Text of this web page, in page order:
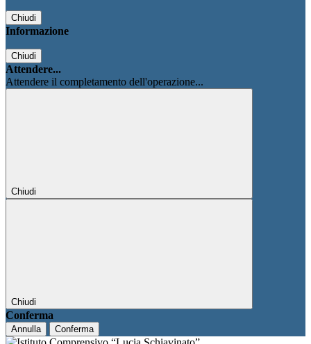
Chiudi
Informazione
Chiudi
Attendere...
Attendere il completamento dell'operazione...
Chiudi
Chiudi
Conferma
Annulla Conferma